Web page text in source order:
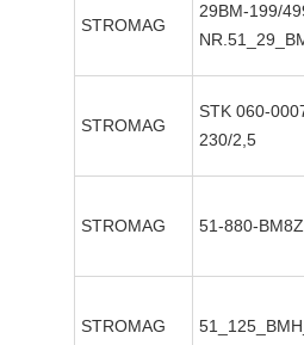
STROMAG
29BM-199/
STROMAG
STK 060-
230/2,5
STROMAG 51-880-
STROMAG